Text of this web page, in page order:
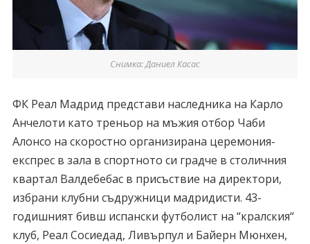
Снимка: Даниел Касас
ФК Реал Мадрид представи наследника на Карло
Анчелоти като треньор на мъжия отбор Чаби
Алонсо на скоростно организирана церемония-
експрес в зала в спортното си градче в столичния
квартал Валдебебас в присъствие на директори,
избрани клубни съдружници мадридисти. 43-
годишният бивш испански футболист на “кралския“
клуб, Реал Сосиедад, Ливърпул и Байерн Мюнхен,